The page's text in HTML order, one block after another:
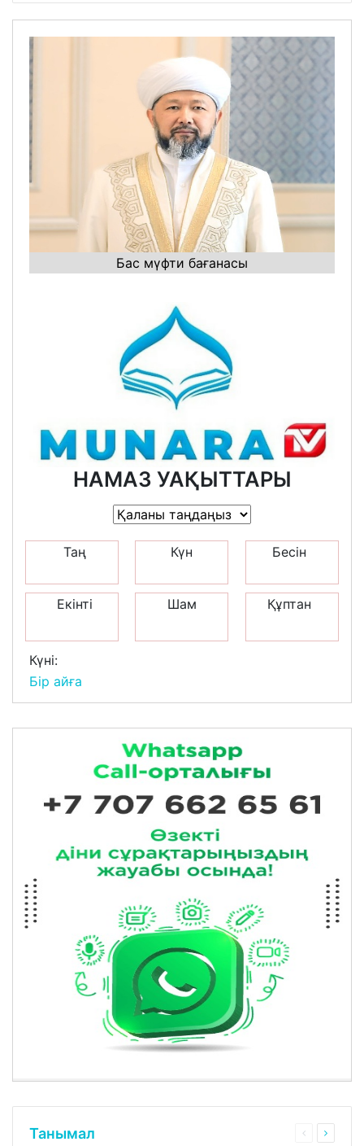
Бас мүфти бағанасы
НАМАЗ УАҚЫТТАРЫ
Таң Күн Бесін
Екінті Шам Құптан
Күні:
Бір айға
Танымал